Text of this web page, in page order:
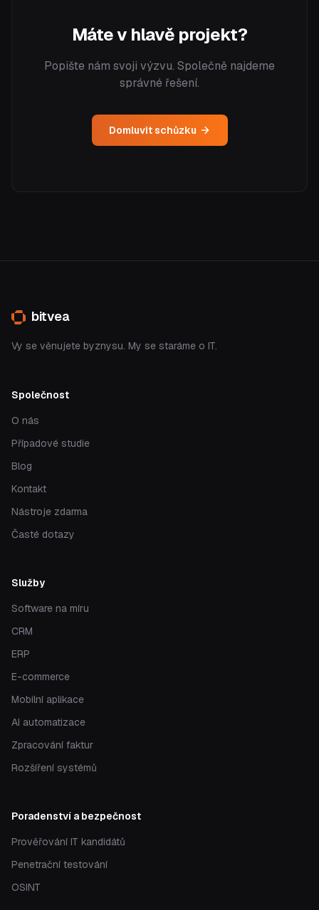
Máte v hlavě projekt?
Popište nám svoji výzvu. Společně najdeme
správné řešení.
Domluvit schůzku
bitvea
Vy se věnujete byznysu. My se staráme o IT.
Společnost
O nás
Případové studie
Blog
Kontakt
Nástroje zdarma
Časté dotazy
Služby
Software na míru
CRM
ERP
E-commerce
Mobilní aplikace
AI automatizace
Zpracování faktur
Rozšíření systémů
Poradenství a bezpečnost
Prověřování IT kandidátů
Penetrační testování
OSINT